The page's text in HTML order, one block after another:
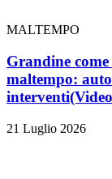
MALTEMPO
Grandine
maltempo:
interventi
21 Luglio 2026